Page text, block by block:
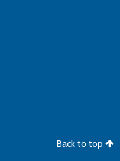
Back to top